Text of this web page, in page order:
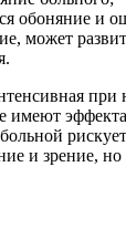
обоняние и
может
при
имеют
и зрение, но